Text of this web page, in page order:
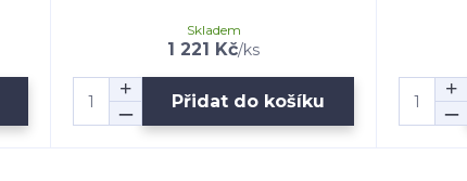
1 221 Kč/ks
Skladem
Přidat do košíku